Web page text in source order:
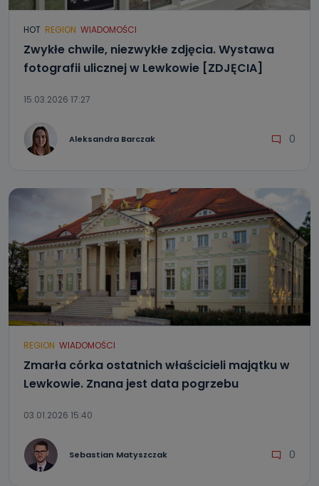
HOT REGION WIADOMOŚCI
Zwykłe chwile, niezwykłe zdjęcia. Wystawa
fotografii ulicznej w Lewkowie [ZDJĘCIA]
15.03.2026 17:27
Aleksandra Barczak 0
REGION WIADOMOŚCI
Zmarła córka ostatnich właścicieli majątku w
Lewkowie. Znana jest data pogrzebu
03.01.2026 15:40
Sebastian Matyszczak 0